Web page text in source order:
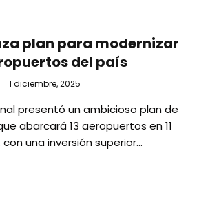
plan para modernizar
del país
1 diciembre, 2025
presentó un ambicioso plan de
abarcará 13 aeropuertos en 11
con una inversión superior…